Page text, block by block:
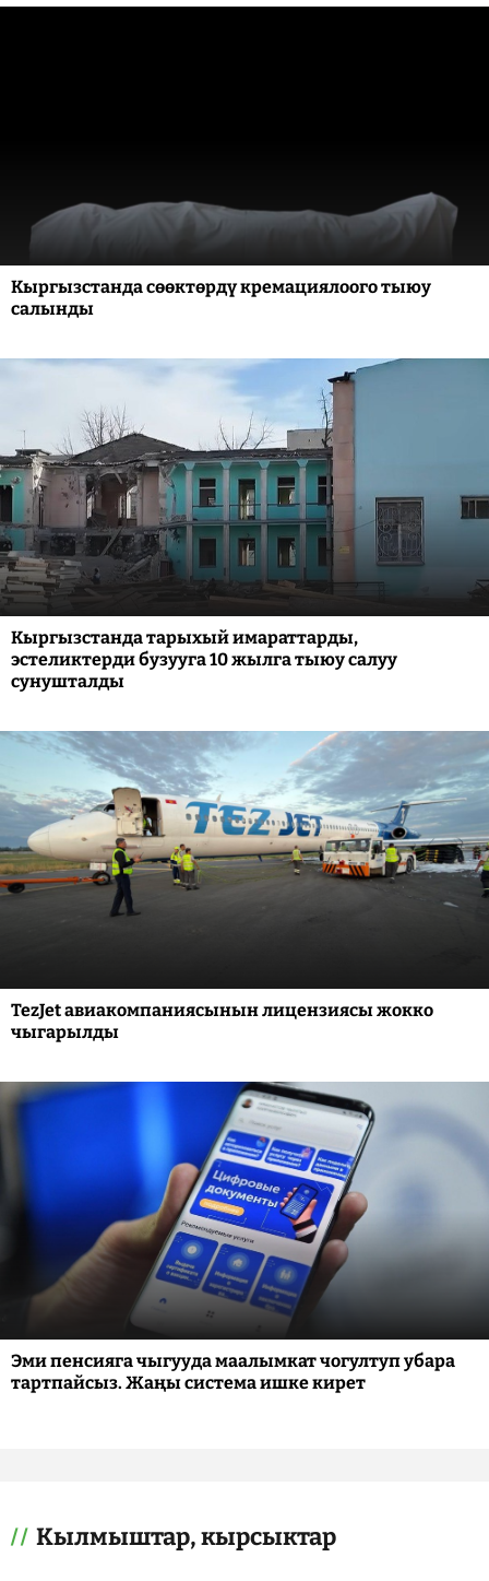
Кыргызстанда сөөктөрдү кремациялоого тыюу
салынды
Кыргызстанда тарыхый имараттарды,
эстеликтерди бузууга 10 жылга тыюу салуу
сунушталды
TezJet авиакомпаниясынын лицензиясы жокко
чыгарылды
Эми пенсияга чыгууда маалымкат чогултуп убара
тартпайсыз. Жаңы система ишке кирет
Кылмыштар, кырсыктар